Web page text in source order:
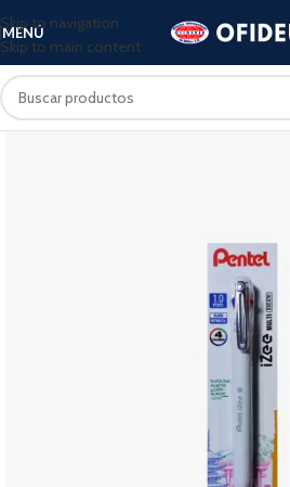
Skip to navigation
Skip to main content
MENÚ